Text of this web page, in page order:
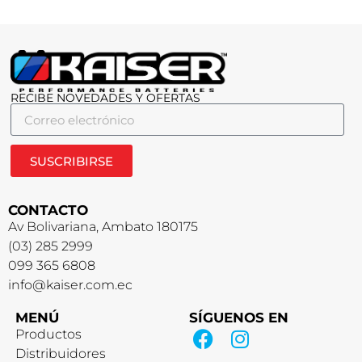
RECIBE NOVEDADES Y OFERTAS
SUSCRIBIRSE
CONTACTO
Av Bolivariana, Ambato 180175
(03) 285 2999
099 365 6808
info@kaiser.com.ec
MENÚ
Productos
Distribuidores
SÍGUENOS EN